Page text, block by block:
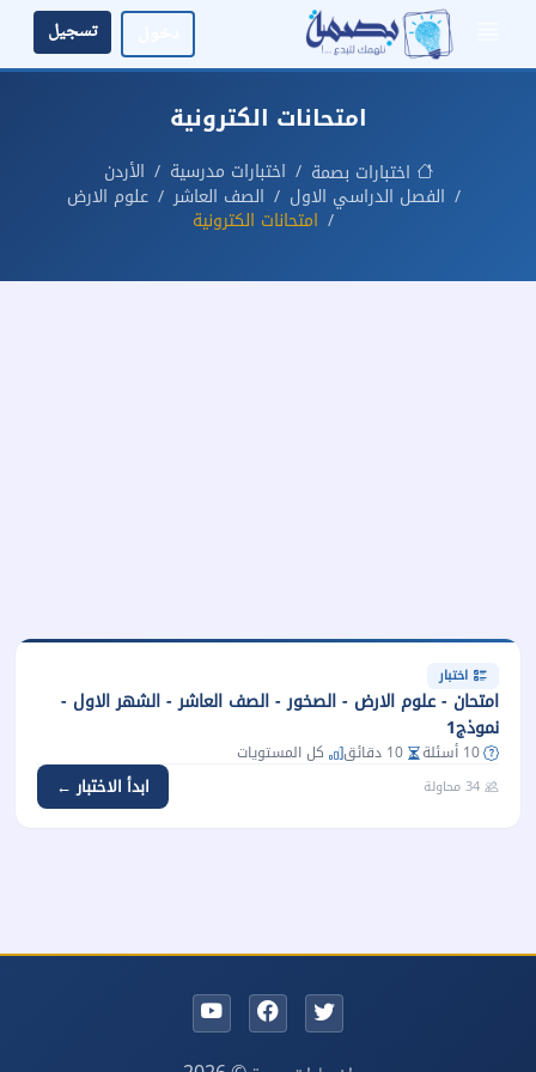
تسجيل
امتحانات الكترونية
اختبارات بصمة اختبارات مدرسية
الأردن
الفصل الدراسي الاول
الصف العاشر
علوم الارض
امتحانات الكترونية
اختبار
امتحان - علوم الارض - الصخور - الصف العاشر - الشهر الاول -
نموذج1
10 أسئلة 10 دقائق كل المستويات
34 محاولة ابدأ الاختبار ←